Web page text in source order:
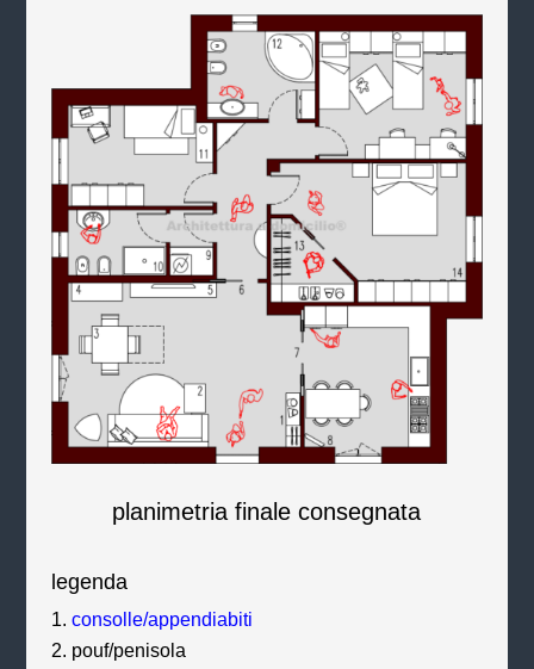
planimetria finale consegnata
legenda
consolle/appendiabiti
pouf/penisola